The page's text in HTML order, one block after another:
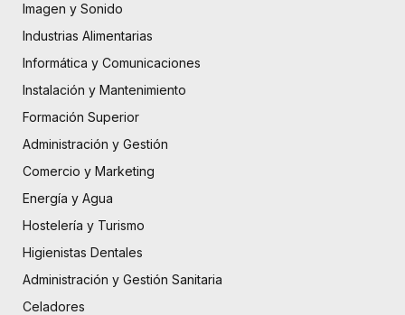
Imagen y Sonido
Industrias Alimentarias
Informática y Comunicaciones
Instalación y Mantenimiento
Formación Superior
Administración y Gestión
Comercio y Marketing
Energía y Agua
Hostelería y Turismo
Higienistas Dentales
Administración y Gestión Sanitaria
Celadores